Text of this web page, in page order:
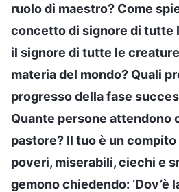
ruolo di maestro? Come
concetto di signore di tutte
il signore di tutte le
materia del mondo? Quali
progresso della fase
Quante persone attendono
pastore? Il tuo è un
poveri, miserabili, ciechi e
gemono chiedendo: ‘Dov’è